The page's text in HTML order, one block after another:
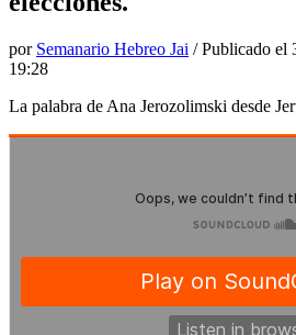
por Semanario Hebreo Jai / Publicado el
19:28
La palabra de Ana Jerozolimski desde